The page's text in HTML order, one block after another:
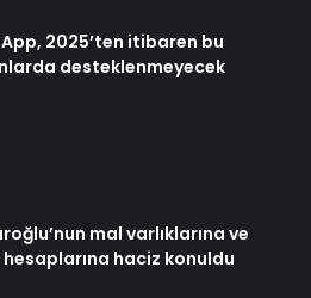
2025’ten itibaren bu
desteklenmeyecek
mal varlıklarına ve
haciz konuldu